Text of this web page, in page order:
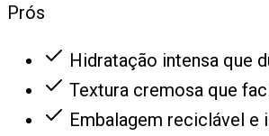
Prós
Hidratação intensa que
Textura cremosa que
Embalagem reciclável e